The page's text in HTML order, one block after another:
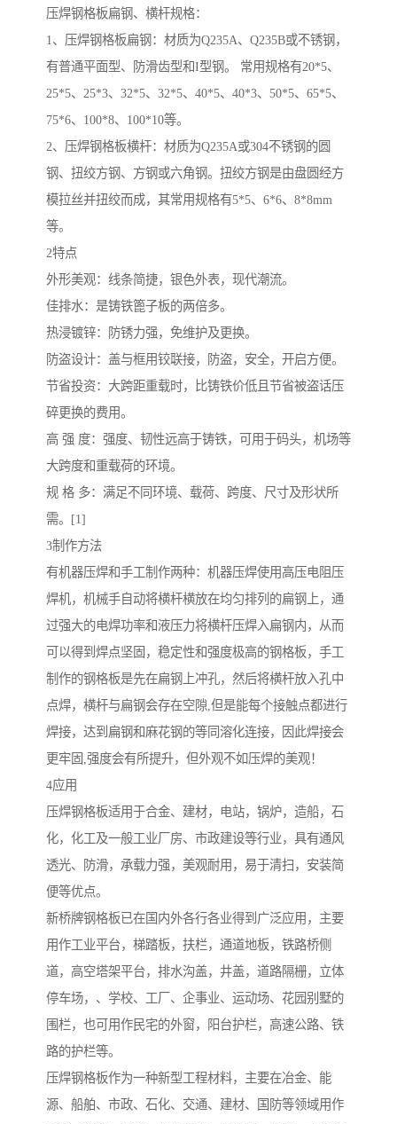
压焊钢格板扁钢、横杆规格：
1、压焊钢格板扁钢：材质为Q235A、Q235B或不锈钢，
有普通平面型、防滑齿型和I型钢。 常用规格有20*5、
25*5、25*3、32*5、32*5、40*5、40*3、50*5、65*5、
75*6、100*8、100*10等。
2、压焊钢格板横杆：材质为Q235A或304不锈钢的圆
钢、扭绞方钢、方钢或六角钢。扭绞方钢是由盘圆经方
模拉丝并扭绞而成，其常用规格有5*5、6*6、8*8mm
等。
2特点
外形美观：线条简捷，银色外表，现代潮流。
佳排水：是铸铁篦子板的两倍多。
热浸镀锌：防锈力强，免维护及更换。
防盗设计：盖与框用铰联接，防盗，安全，开启方便。
节省投资：大跨距重载时，比铸铁价低且节省被盗话压
碎更换的费用。
高 强 度：强度、韧性远高于铸铁，可用于码头，机场等
大跨度和重载荷的环境。
规 格 多：满足不同环境、载荷、跨度、尺寸及形状所
需。[1]
3制作方法
有机器压焊和手工制作两种：机器压焊使用高压电阻压
焊机，机械手自动将横杆横放在均匀排列的扁钢上，通
过强大的电焊功率和液压力将横杆压焊入扁钢内，从而
可以得到焊点坚固，稳定性和强度极高的钢格板，手工
制作的钢格板是先在扁钢上冲孔，然后将横杆放入孔中
点焊，横杆与扁钢会存在空隙,但是能每个接触点都进行
焊接，达到扁钢和麻花钢的等同溶化连接，因此焊接会
更牢固,强度会有所提升，但外观不如压焊的美观！
4应用
压焊钢格板适用于合金、建材，电站，锅炉，造船，石
化，化工及一般工业厂房、市政建设等行业，具有通风
透光、防滑，承载力强，美观耐用，易于清扫，安装简
便等优点。
新桥牌钢格板已在国内外各行各业得到广泛应用，主要
用作工业平台，梯踏板，扶栏，通道地板，铁路桥侧
道，高空塔架平台，排水沟盖，井盖，道路隔栅，立体
停车场，、学校、工厂、企事业、运动场、花园别墅的
围栏，也可用作民宅的外窗，阳台护栏，高速公路、铁
路的护栏等。
压焊钢格板作为一种新型工程材料，主要在冶金、能
源、船舶、市政、石化、交通、建材、国防等领域用作